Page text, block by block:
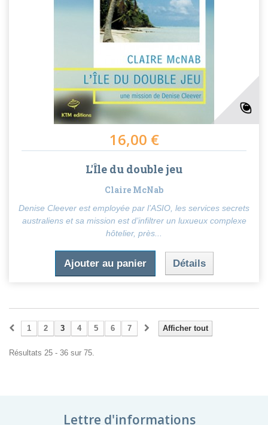
16,00 €
L'Île du double jeu
Claire McNab
Denise Cleever est employée par l’ASIO, les services secrets
australiens et sa mission est d’infiltrer un luxueux complexe
hôtelier, près...
Ajouter au panier Détails
Afficher tout
1 2 3 4 5 6 7
Résultats 25 - 36 sur 75.
Lettre d'informations